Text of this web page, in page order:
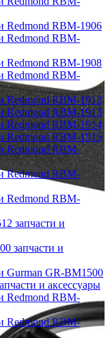
Redmond RBM-1906
Redmond RBM-
Redmond RBM-1908
Redmond RBM-
Redmond RBM-1912
Redmond RBM-1913
Redmond RBM-1914
Redmond RBM-1915
Redmond RBM-
Redmond RBM-
Redmond RBM-
запчасти и
запчасти и
Gurman GR-BM1500
и аксессуары
Redmond RBM-
Redmond RBM-